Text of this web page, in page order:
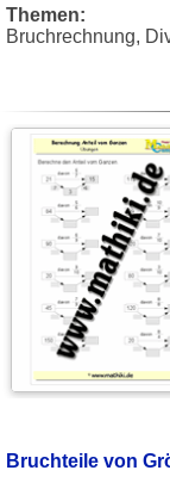
Themen:
Bruchrechnung,
Bruchteile von